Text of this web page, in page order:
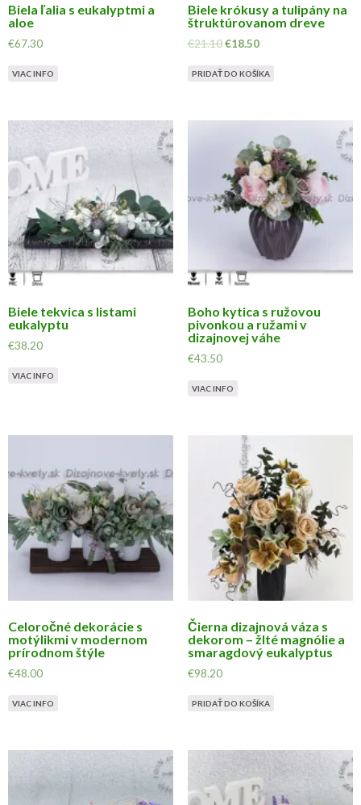
Biela ľalia s eukalyptmi a
aloe
€67.30
VIAC INFO
Biele krókusy a tulipány na
štruktúrovanom dreve
€21.10 €18.50
PRIDAŤ DO KOŠÍKA
Biele tekvica s listami
eukalyptu
€38.20
VIAC INFO
Boho kytica s ružovou
pivonkou a ružami v
dizajnovej váhe
€43.50
VIAC INFO
Celoročné dekorácie s
motýlikmi v modernom
prírodnom štýle
€48.00
VIAC INFO
Čierna dizajnová váza s
dekorom – žlté magnólie a
smaragdový eukalyptus
€98.20
PRIDAŤ DO KOŠÍKA